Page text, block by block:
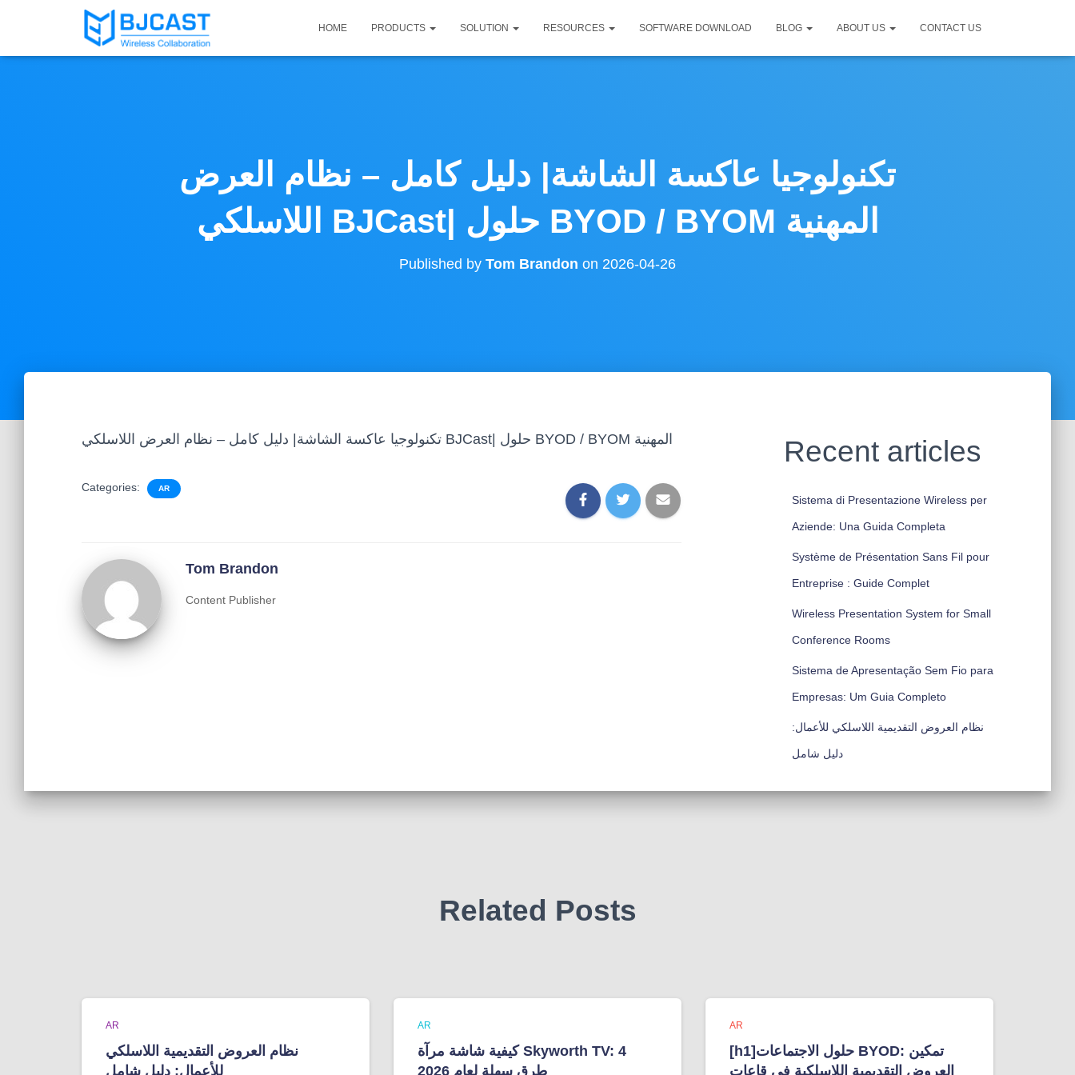
HOME PRODUCTS SOLUTION RESOURCES SOFTWARE DOWNLOAD BLOG ABOUT US CONTACT US
تكنولوجيا عاكسة الشاشة| دليل كامل – نظام العرض
اللاسلكي BJCast| حلول BYOD / BYOM المهنية
Published by Tom Brandon on 2026-04-26
تكنولوجيا عاكسة الشاشة| دليل كامل – نظام العرض اللاسلكي BJCast| حلول BYOD / BYOM المهنية
Categories: AR
Tom Brandon
Content Publisher
Recent articles
Sistema di Presentazione Wireless per
Aziende: Una Guida Completa
Système de Présentation Sans Fil pour
Entreprise : Guide Complet
Wireless Presentation System for Small
Conference Rooms
Sistema de Apresentação Sem Fio para
Empresas: Um Guia Completo
نظام العروض التقديمية اللاسلكي للأعمال:
دليل شامل
Related Posts
AR
نظام العروض التقديمية اللاسلكي
للأعمال: دليل شامل
AR
كيفية شاشة مرآة Skyworth TV: 4
طرق سهلة لعام 2026
AR
[h1]حلول الاجتماعات BYOD: تمكين
العروض التقديمية اللاسلكية في قاعات